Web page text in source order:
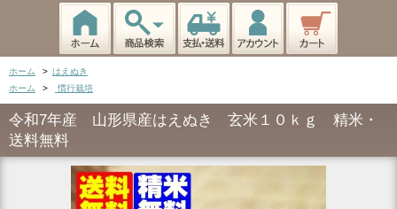
ホーム > はえぬき
ホーム
> 慣行栽培
令和7年産 山形県産はえぬき 玄米１０ｋｇ 精米・
送料無料